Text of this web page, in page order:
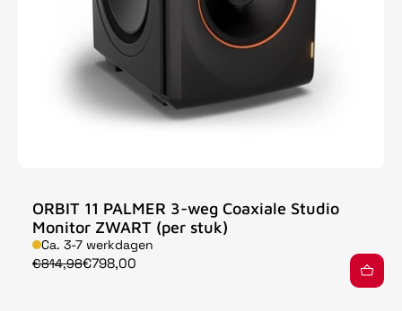
ORBIT 11 PALMER 3-weg Coaxiale Studio
Monitor ZWART (per stuk)
Ca. 3-7 werkdagen
€814,98€798,00